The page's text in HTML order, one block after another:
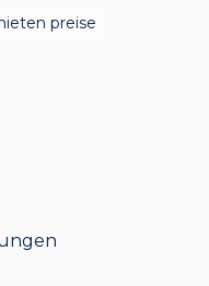
preise